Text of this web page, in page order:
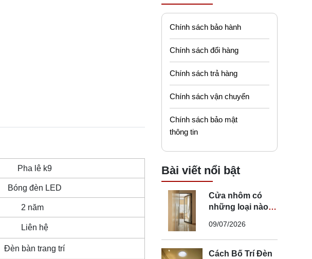
Pha lê k9
Bóng đèn LED
2 năm
Liên hệ
Đèn bàn trang trí
Chính sách bảo hành
Chính sách đổi hàng
Chính sách trả hàng
Chính sách vận chuyển
Chính sách bảo mật
thông tin
Bài viết nổi bật
Cửa nhôm có
những loại nào?
nhôm phù hợp
09/07/2026
Cách Bố Trí Đèn